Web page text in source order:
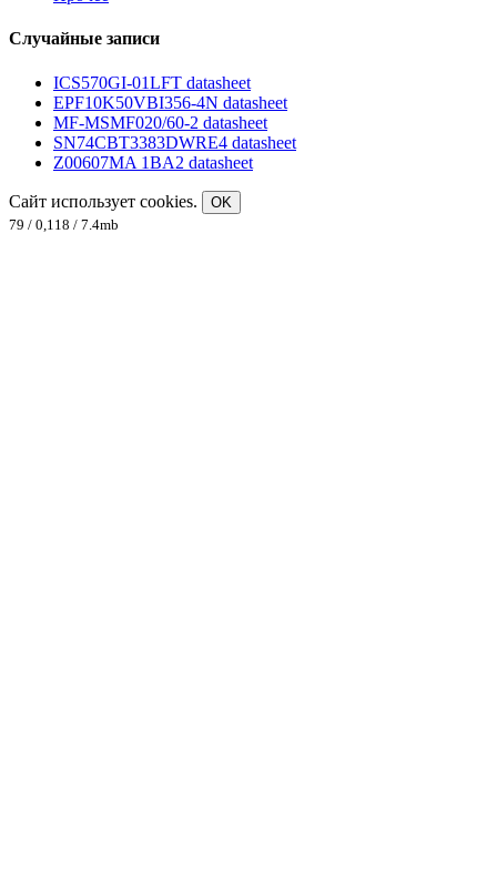
Случайные записи
ICS570GI-01LFT datasheet
EPF10K50VBI356-4N datasheet
MF-MSMF020/60-2 datasheet
SN74CBT3383DWRE4 datasheet
Z00607MA 1BA2 datasheet
Сайт использует cookies.
OK
79 / 0,118 / 7.4mb